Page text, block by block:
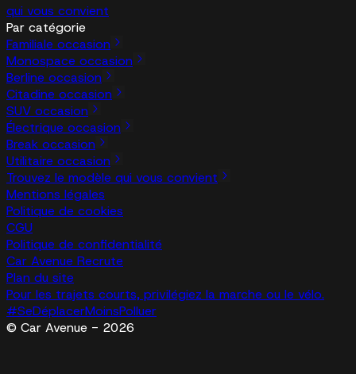
qui vous convient
Par catégorie
Familiale occasion
Monospace occasion
Berline occasion
Citadine occasion
SUV occasion
Électrique occasion
Break occasion
Utilitaire occasion
Trouvez le modèle qui vous convient
Mentions légales
Politique de cookies
CGU
Politique de confidentialité
Car Avenue Recrute
Plan du site
Pour les trajets courts, privilégiez la marche ou le vélo.
#SeDéplacerMoinsPolluer
© Car Avenue - 2026